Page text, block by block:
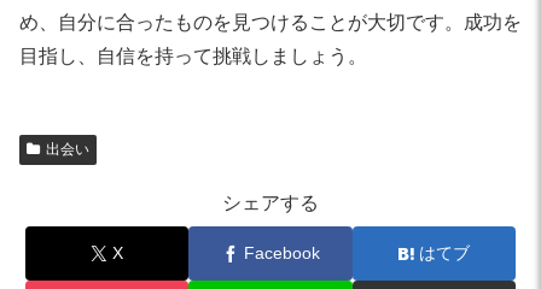
め、自分に合ったものを見つけることが大切です。成功を
目指し、自信を持って挑戦しましょう。
出会い
シェアする
X Facebook はてブ